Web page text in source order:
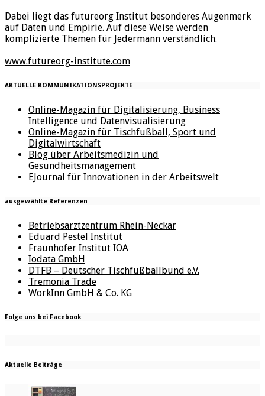
Dabei liegt das futureorg Institut besonderes Augenmerk
auf Daten und Empirie. Auf diese Weise werden
komplizierte Themen für Jedermann verständlich.
www.futureorg-institute.com
AKTUELLE KOMMUNIKATIONSPROJEKTE
Online-Magazin für Digitalisierung, Business
Intelligence und Datenvisualisierung
Online-Magazin für Tischfußball, Sport und
Digitalwirtschaft
Blog über Arbeitsmedizin und
Gesundheitsmanagement
EJournal für Innovationen in der Arbeitswelt
ausgewählte Referenzen
Betriebsarztzentrum Rhein-Neckar
Eduard Pestel Institut
Fraunhofer Institut IOA
Iodata GmbH
DTFB – Deutscher Tischfußballbund e.V.
Tremonia Trade
WorkInn GmbH & Co. KG
Folge uns bei Facebook
Aktuelle Beiträge